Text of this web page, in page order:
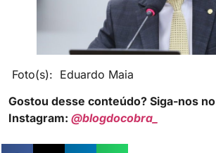
Foto(s): Eduardo Maia
Gostou desse conteúdo? Siga-nos no
Instagram: @blogdocobra_